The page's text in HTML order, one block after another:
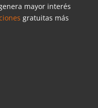
mayor interés
gratuitas más